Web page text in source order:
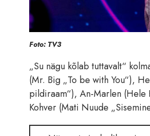
Foto: TV3
„Su nägu kõlab tuttavalt“
(Mr. Big „To be with You“),
pildiraam“), An-Marlen (Hele
Kohver (Mati Nuude